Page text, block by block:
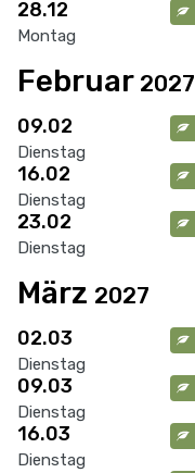
28.12
Montag
Februar 2027
09.02
Dienstag
16.02
Dienstag
23.02
Dienstag
März 2027
02.03
Dienstag
09.03
Dienstag
16.03
Dienstag